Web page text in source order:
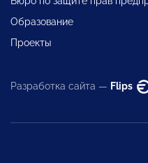
Образование
Проекты
Разработка сайта — Flips